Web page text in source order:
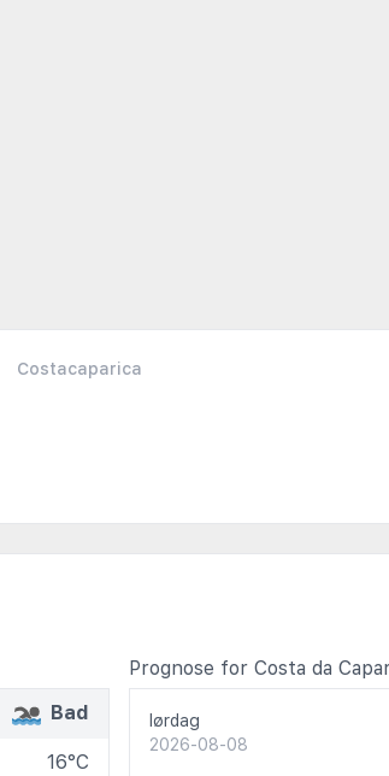
Costacaparica
Bad
16°C
Prognose for Costa da
lørdag
2026-08-08